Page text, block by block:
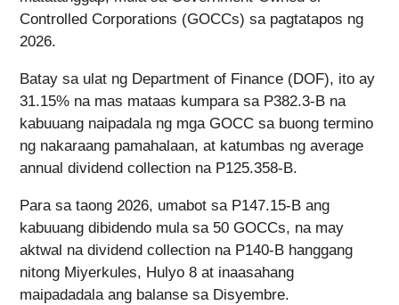
Controlled Corporations (GOCCs) sa pagtatapos ng
2026.
Batay sa ulat ng Department of Finance (DOF), ito ay
31.15% na mas mataas kumpara sa P382.3-B na
kabuuang naipadala ng mga GOCC sa buong termino
ng nakaraang pamahalaan, at katumbas ng average
annual dividend collection na P125.358-B.
Para sa taong 2026, umabot sa P147.15-B ang
kabuuang dibidendo mula sa 50 GOCCs, na may
aktwal na dividend collection na P140-B hanggang
nitong Miyerkules, Hulyo 8 at inaasahang
maipadadala ang balanse sa Disyembre.